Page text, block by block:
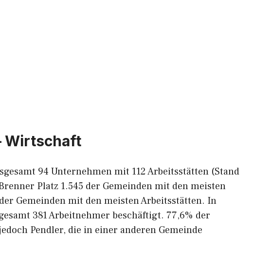
Wirtschaft
94 Unternehmen mit 112 Arbeitsstätten (Stand
Platz 1.545 der Gemeinden mit den meisten
Gemeinden mit den meisten Arbeitsstätten. In
381 Arbeitnehmer beschäftigt. 77,6% der
Pendler, die in einer anderen Gemeinde